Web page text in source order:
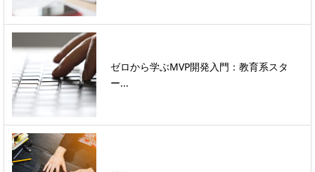
ゼロから学ぶMVP開発入門：教育系スタ
ー...